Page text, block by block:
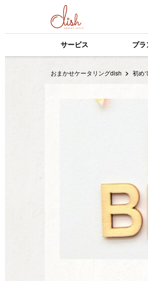
サービス プラ
おまかせケータリングdish 初め